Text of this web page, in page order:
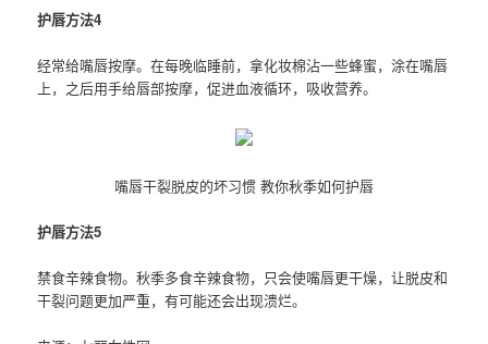
护唇方法4
经常给嘴唇按摩。在每晚临睡前，拿化妆棉沾一些蜂蜜，涂在嘴唇
上，之后用手给唇部按摩，促进血液循环，吸收营养。
嘴唇干裂脱皮的坏习惯 教你秋季如何护唇
护唇方法5
禁食辛辣食物。秋季多食辛辣食物，只会使嘴唇更干燥，让脱皮和
干裂问题更加严重，有可能还会出现溃烂。